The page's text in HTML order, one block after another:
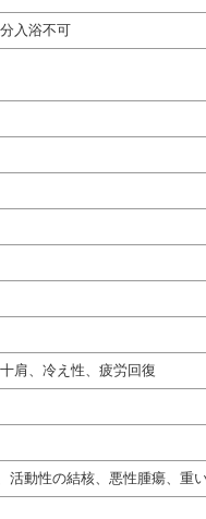
入浴不可
肩、冷え性、疲労回復
活動性の結核、悪性腫瘍、重